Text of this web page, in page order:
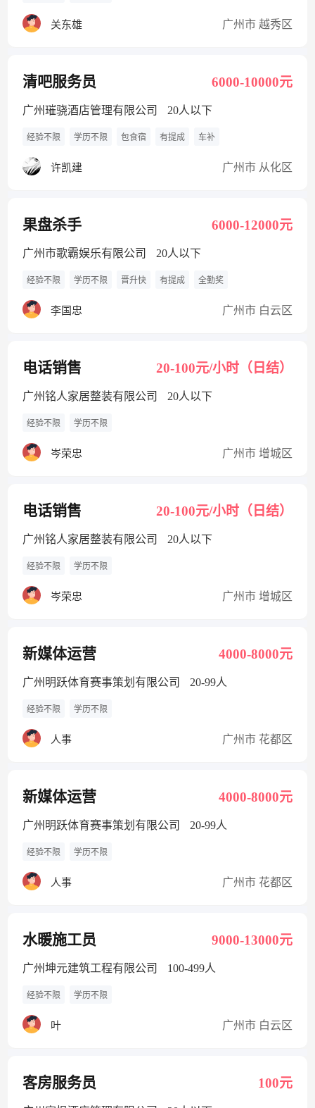
关东雄 广州市 越秀区
清吧服务员 6000-10000元
广州璀骁酒店管理有限公司 20人以下
经验不限 学历不限 包食宿 有提成 车补
许凯建 广州市 从化区
果盘杀手 6000-12000元
广州市歌霸娱乐有限公司 20人以下
经验不限 学历不限 晋升快 有提成 全勤奖
李国忠 广州市 白云区
电话销售 20-100元/小时（日结）
广州铭人家居整装有限公司 20人以下
经验不限 学历不限
岑荣忠 广州市 增城区
电话销售 20-100元/小时（日结）
广州铭人家居整装有限公司 20人以下
经验不限 学历不限
岑荣忠 广州市 增城区
新媒体运营 4000-8000元
广州明跃体育赛事策划有限公司 20-99人
经验不限 学历不限
人事 广州市 花都区
新媒体运营 4000-8000元
广州明跃体育赛事策划有限公司 20-99人
经验不限 学历不限
人事 广州市 花都区
水暖施工员 9000-13000元
广州坤元建筑工程有限公司 100-499人
经验不限 学历不限
叶 广州市 白云区
客房服务员 100元